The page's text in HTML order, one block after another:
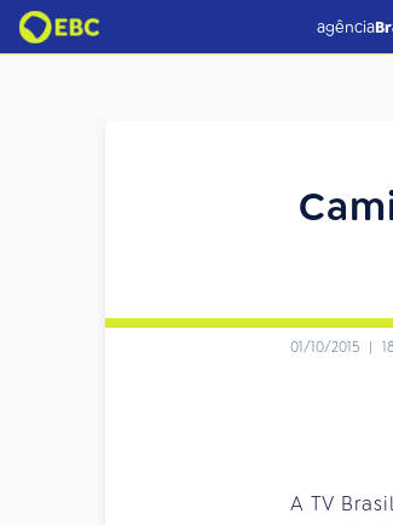
agência
01/10/2015 |
A TV